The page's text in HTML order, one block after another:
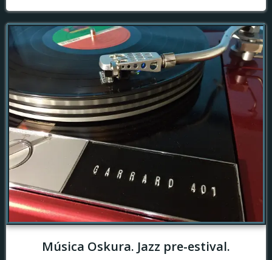
Música Oskura. Jazz pre-estival.